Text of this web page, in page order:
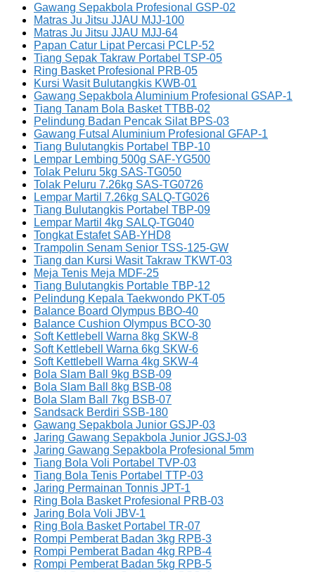
Gawang Sepakbola Profesional GSP-02
Matras Ju Jitsu JJAU MJJ-100
Matras Ju Jitsu JJAU MJJ-64
Papan Catur Lipat Percasi PCLP-52
Tiang Sepak Takraw Portabel TSP-05
Ring Basket Profesional PRB-05
Kursi Wasit Bulutangkis KWB-01
Gawang Sepakbola Aluminium Profesional GSAP-1
Tiang Tanam Bola Basket TTBB-02
Pelindung Badan Pencak Silat BPS-03
Gawang Futsal Aluminium Profesional GFAP-1
Tiang Bulutangkis Portabel TBP-10
Lempar Lembing 500g SAF-YG500
Tolak Peluru 5kg SAS-TG050
Tolak Peluru 7.26kg SAS-TG0726
Lempar Martil 7.26kg SALQ-TG026
Tiang Bulutangkis Portabel TBP-09
Lempar Martil 4kg SALQ-TG040
Tongkat Estafet SAB-YHD8
Trampolin Senam Senior TSS-125-GW
Tiang dan Kursi Wasit Takraw TKWT-03
Meja Tenis Meja MDF-25
Tiang Bulutangkis Portable TBP-12
Pelindung Kepala Taekwondo PKT-05
Balance Board Olympus BBO-40
Balance Cushion Olympus BCO-30
Soft Kettlebell Warna 8kg SKW-8
Soft Kettlebell Warna 6kg SKW-6
Soft Kettlebell Warna 4kg SKW-4
Bola Slam Ball 9kg BSB-09
Bola Slam Ball 8kg BSB-08
Bola Slam Ball 7kg BSB-07
Sandsack Berdiri SSB-180
Gawang Sepakbola Junior GSJP-03
Jaring Gawang Sepakbola Junior JGSJ-03
Jaring Gawang Sepakbola Profesional 5mm
Tiang Bola Voli Portabel TVP-03
Tiang Bola Tenis Portabel TTP-03
Jaring Permainan Tonnis JPT-1
Ring Bola Basket Profesional PRB-03
Jaring Bola Voli JBV-1
Ring Bola Basket Portabel TR-07
Rompi Pemberat Badan 3kg RPB-3
Rompi Pemberat Badan 4kg RPB-4
Rompi Pemberat Badan 5kg RPB-5